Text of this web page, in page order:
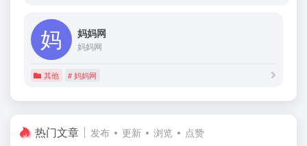
妈妈网
妈妈网
其他 # 妈妈网
热门文章 发布 更新 浏览 点赞